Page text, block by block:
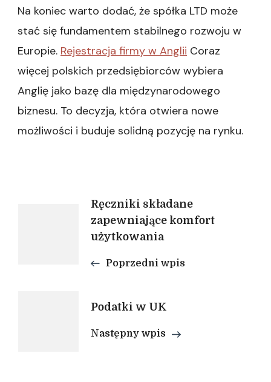
Na koniec warto dodać, że spółka LTD może
stać się fundamentem stabilnego rozwoju w
Europie. Rejestracja firmy w Anglii Coraz
więcej polskich przedsiębiorców wybiera
Anglię jako bazę dla międzynarodowego
biznesu. To decyzja, która otwiera nowe
możliwości i buduje solidną pozycję na rynku.
Nawigacja
wpisu
Ręczniki składane
zapewniające komfort
użytkowania
Poprzedni wpis
Podatki w UK
Następny wpis